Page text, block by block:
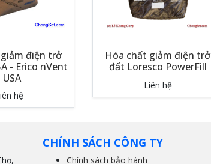
điện trở
- Erico nVent
USA
hệ
Hóa chất giảm điện trở
đất Loresco PowerFill
Liên hệ
CHÍNH SÁCH CÔNG TY
Chính sách bảo hành